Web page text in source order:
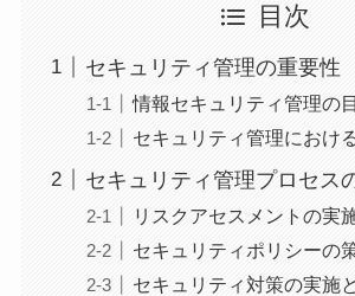
目次
セキュリティ管理の重要性
情報セキュリティ管理の
セキュリティ管理におけ
セキュリティ管理プロセス
リスクアセスメントの実
セキュリティポリシーの
セキュリティ対策の実施